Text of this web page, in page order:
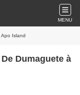
MENU
Island
Dumaguete à